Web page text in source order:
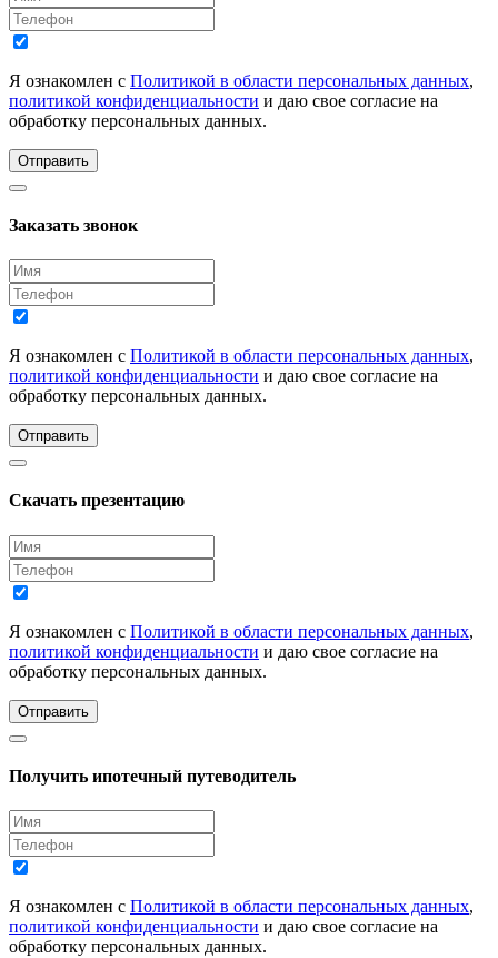
Я ознакомлен с Политикой в области персональных данных,
политикой конфиденциальности и даю свое согласие на
обработку персональных данных.
Отправить
Заказать звонок
Я ознакомлен с Политикой в области персональных данных,
политикой конфиденциальности и даю свое согласие на
обработку персональных данных.
Отправить
Скачать презентацию
Я ознакомлен с Политикой в области персональных данных,
политикой конфиденциальности и даю свое согласие на
обработку персональных данных.
Отправить
Получить ипотечный путеводитель
Я ознакомлен с Политикой в области персональных данных,
политикой конфиденциальности и даю свое согласие на
обработку персональных данных.